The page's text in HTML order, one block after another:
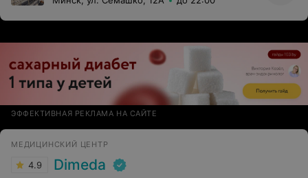
ЭФФЕКТИВНАЯ РЕКЛАМА НА САЙТЕ
МЕДИЦИНСКИЙ ЦЕНТР
4.9 Dimeda